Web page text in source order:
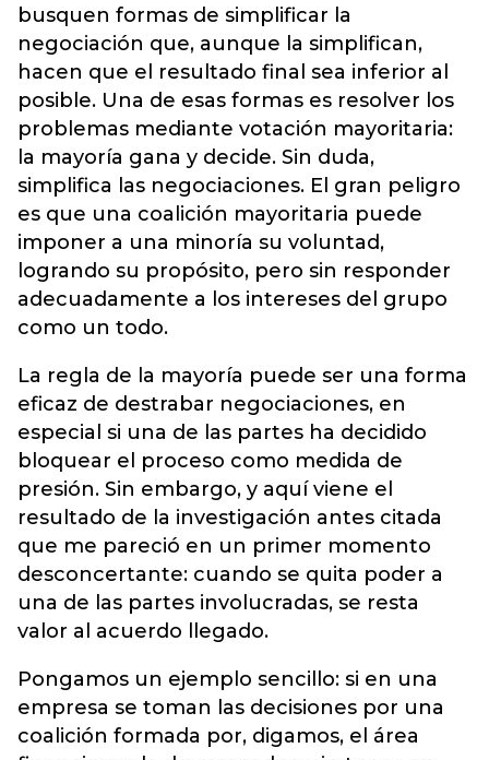
busquen formas de simplificar la
negociación que, aunque la simplifican,
hacen que el resultado final sea inferior al
posible. Una de esas formas es resolver los
problemas mediante votación mayoritaria:
la mayoría gana y decide. Sin duda,
simplifica las negociaciones. El gran peligro
es que una coalición mayoritaria puede
imponer a una minoría su voluntad,
logrando su propósito, pero sin responder
adecuadamente a los intereses del grupo
como un todo.
La regla de la mayoría puede ser una forma
eficaz de destrabar negociaciones, en
especial si una de las partes ha decidido
bloquear el proceso como medida de
presión. Sin embargo, y aquí viene el
resultado de la investigación antes citada
que me pareció en un primer momento
desconcertante: cuando se quita poder a
una de las partes involucradas, se resta
valor al acuerdo llegado.
Pongamos un ejemplo sencillo: si en una
empresa se toman las decisiones por una
coalición formada por, digamos, el área